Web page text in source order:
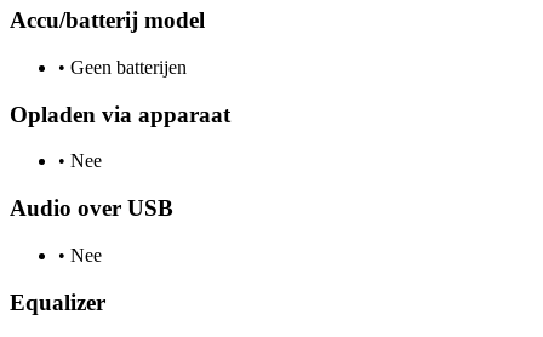
Accu/batterij model
• Geen batterijen
Opladen via apparaat
• Nee
Audio over USB
• Nee
Equalizer